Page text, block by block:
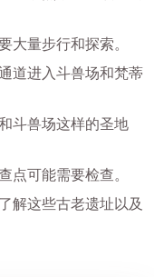
大量步行和探索。
道进入斗兽场和梵蒂
斗兽场这样的圣地
点可能需要检查。
解这些古老遗址以及